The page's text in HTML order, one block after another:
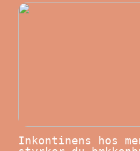
Inkontinens hos